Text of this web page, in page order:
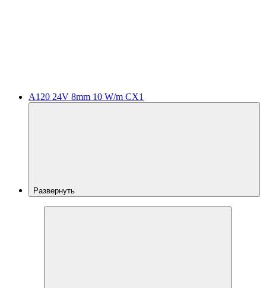
A120 24V 8mm 10 W/m CX1
Развернуть